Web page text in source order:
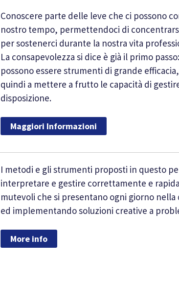
Conoscere parte delle leve che ci possono
nostro tempo, permettendoci di
per sostenerci durante la nostra vita
La consapevolezza si dice è già il primo
possono essere strumenti di grande
quindi a mettere a frutto le capacità di
disposizione.
Maggiori Informazioni
I metodi e gli strumenti proposti in questo
interpretare e gestire correttamente e
mutevoli che si presentano ogni giorno
ed implementando soluzioni creative a
More info